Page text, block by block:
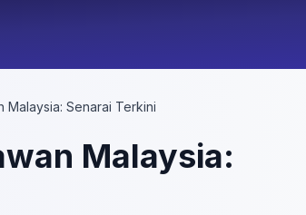
Malaysia: Senarai Terkini
Malaysia: